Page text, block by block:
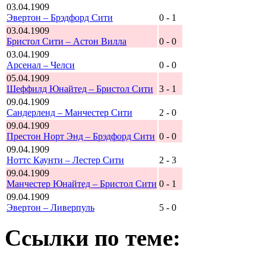
03.04.1909
Эвертон – Брэдфорд Сити
0 - 1
03.04.1909
Бристол Сити – Астон Вилла
0 - 0
03.04.1909
Арсенал – Челси
0 - 0
05.04.1909
Шеффилд Юнайтед – Бристол Сити
3 - 1
09.04.1909
Сандерленд – Манчестер Сити
2 - 0
09.04.1909
Престон Норт Энд – Брэдфорд Сити 0 - 0
09.04.1909
Ноттс Каунти – Лестер Сити
2 - 3
09.04.1909
Манчестер Юнайтед – Бристол Сити 0 - 1
09.04.1909
Эвертон – Ливерпуль
5 - 0
Ссылки по теме: